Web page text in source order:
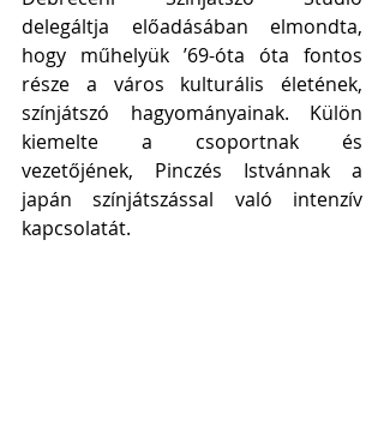
delegáltja előadásában elmondta,
hogy műhelyük ’69-óta óta fontos
része a város kulturális életének,
színjátszó hagyományainak. Külön
kiemelte a csoportnak és
vezetőjének, Pinczés Istvánnak a
japán színjátszással való intenzív
kapcsolatát.